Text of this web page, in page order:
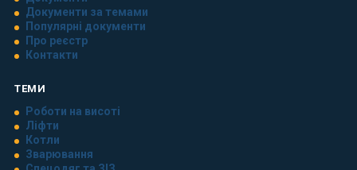
Документи за темами
Популярні документи
Про реєстр
Контакти
ТЕМИ
Роботи на висоті
Ліфти
Котли
Зварювання